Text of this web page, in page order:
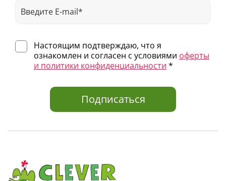
Настоящим подтверждаю, что я
ознакомлен и согласен с условиями оферты
и политики конфиденциальности *
Подписаться